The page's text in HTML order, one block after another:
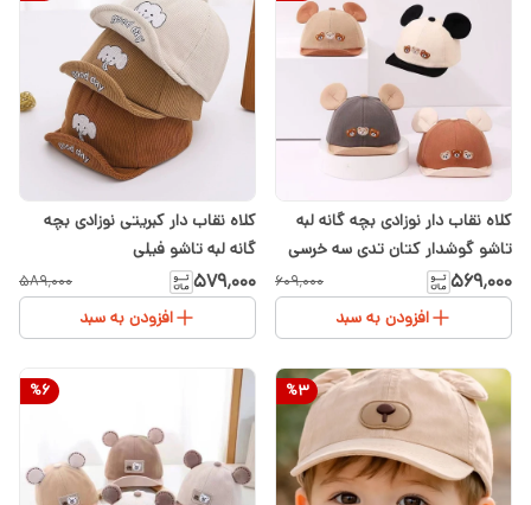
کلاه نقاب دار نوزادی بچه گانه لبه
تاشو گوشدار کتان تدی سه خرسی
۵۶۹٬۰۰۰ ۶۰۹٬۰۰۰
افزودن به سبد
کلاه نقاب دار کبریتی نوزادی بچه
گانه لبه تاشو فیلی
۵۷۹٬۰۰۰ ۵۸۹٬۰۰۰
افزودن به سبد
%3
%6